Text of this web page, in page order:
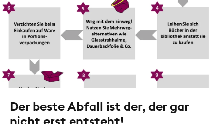
Der beste Abfall ist der, der gar